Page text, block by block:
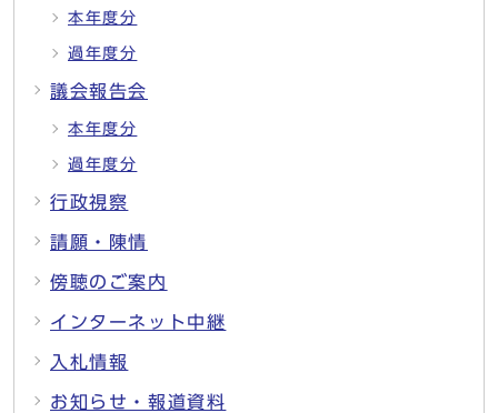
本年度分
過年度分
議会報告会
本年度分
過年度分
行政視察
請願・陳情
傍聴のご案内
インターネット中継
入札情報
お知らせ・報道資料